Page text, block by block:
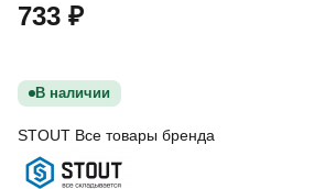
733 ₽
В наличии
STOUT Все товары бренда